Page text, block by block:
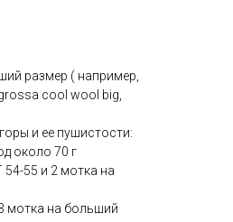
размер ( например,
cool wool big,
и ее пушистости:
около 70 г
55 и 2 мотка на
мотка на больший